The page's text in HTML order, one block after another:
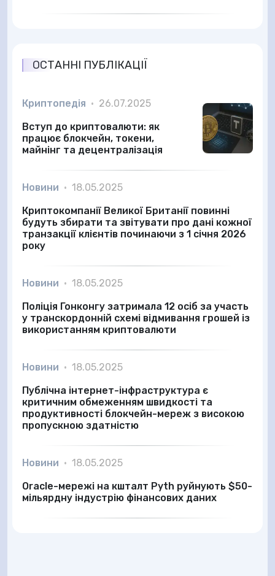
ОСТАННІ ПУБЛІКАЦІЇ
Криптопедія • 26.07.2025
Вступ до криптовалюти: як
працює блокчейн, токени,
майнінг та децентралізація
Новини • 18.05.2025
Криптокомпанії Великої Британії повинні
будуть збирати та звітувати про дані кожної
транзакції клієнтів починаючи з 1 січня 2026
року
Новини • 18.05.2025
Поліція Гонконгу затримала 12 осіб за участь
у транскордонній схемі відмивання грошей із
використанням криптовалюти
Новини • 18.05.2025
Публічна інтернет-інфраструктура є
критичним обмеженням швидкості та
продуктивності блокчейн-мереж з високою
пропускною здатністю
Новини • 18.05.2025
Oracle-мережі на кшталт Pyth руйнують $50-
мільярдну індустрію фінансових даних